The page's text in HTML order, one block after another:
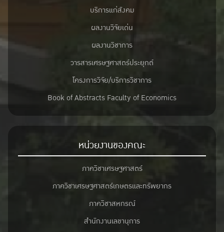
บริการแก่สังคม
ผลงานวิจัยเด่น
ผลงานวิชาการ
วารสารเศรษฐศาสตร์ประยุกต์
โครงการวิจัย/บริการวิชาการ
Book of Abstracts Faculty of Economics
หน่วยงานของคณะ
ภาควิชาเศรษฐศาสตร์
ภาควิชาเศรษฐศาสตร์เกษตรและทรัพยากร
ภาควิชาสหกรณ์
สำนักงานเลขานุการ